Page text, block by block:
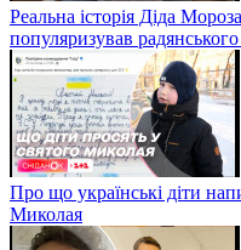
Реальна історія Діда
популяризував
Про що українські діти
Миколая